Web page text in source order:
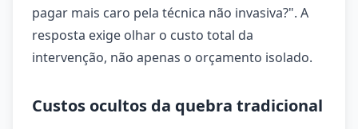
pagar mais caro pela técnica não invasiva?". A
resposta exige olhar o custo total da
intervenção, não apenas o orçamento isolado.
Custos ocultos da quebra tradicional